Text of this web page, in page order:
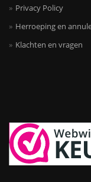
Privacy Policy
Herroeping en
Klachten en vragen